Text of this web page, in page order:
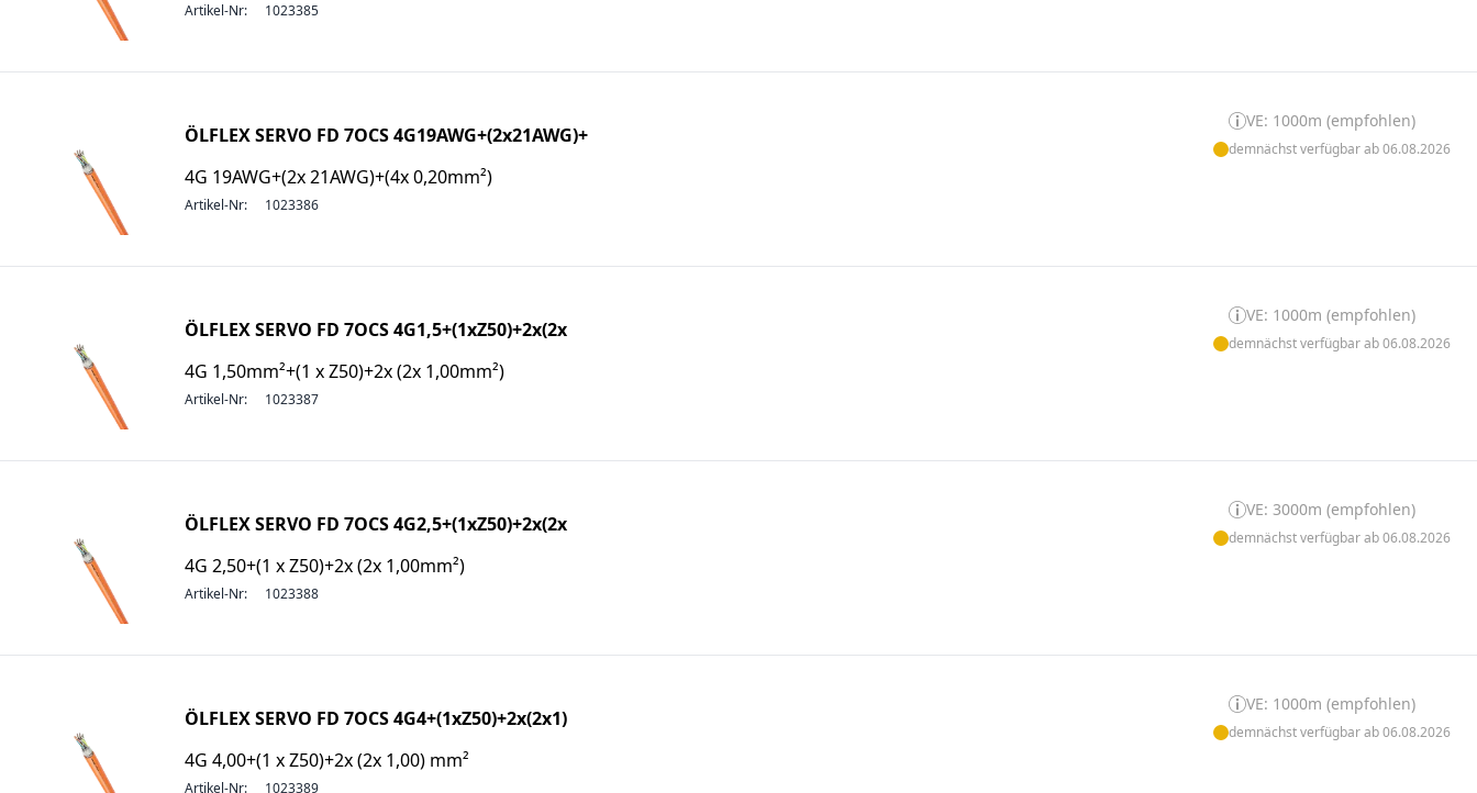
Artikel-Nr: 1023385
ÖLFLEX SERVO FD 7OCS 4G19AWG+(2x21AWG)+
4G 19AWG+(2x 21AWG)+(4x 0,20mm²)
Artikel-Nr: 1023386
VE: 1000m (empfohlen)
demnächst verfügbar ab 06.08.2026
ÖLFLEX SERVO FD 7OCS 4G1,5+(1xZ50)+2x(2x
4G 1,50mm²+(1 x Z50)+2x (2x 1,00mm²)
Artikel-Nr: 1023387
VE: 1000m (empfohlen)
demnächst verfügbar ab 06.08.2026
ÖLFLEX SERVO FD 7OCS 4G2,5+(1xZ50)+2x(2x
4G 2,50+(1 x Z50)+2x (2x 1,00mm²)
Artikel-Nr: 1023388
VE: 3000m (empfohlen)
demnächst verfügbar ab 06.08.2026
ÖLFLEX SERVO FD 7OCS 4G4+(1xZ50)+2x(2x1)
4G 4,00+(1 x Z50)+2x (2x 1,00) mm²
Artikel-Nr: 1023389
VE: 1000m (empfohlen)
demnächst verfügbar ab 06.08.2026